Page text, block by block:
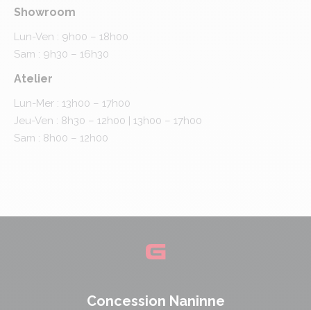
Showroom
Lun-Ven : 9h00 – 18h00
Sam : 9h30 – 16h30
Atelier
Lun-Mer : 13h00 – 17h00
Jeu-Ven : 8h30 – 12h00 | 13h00 – 17h00
Sam : 8h00 – 12h00
Concession Naninne